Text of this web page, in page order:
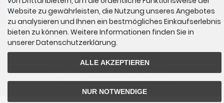
Peter Post Werkzeuge - Ihr Spezialist für Qualitätswerkzeuge © 2026 | Template © 2009-
2026 bymodified eCommerce Shopsoftware
modified eCommerce Shopsoftware © 2009-2026
Website zu gewährleisten, die Nutzung unseres Angebotes
zu analysieren und Ihnen ein bestmögliches Einkaufserlebnis
bieten zu können. Weitere Informationen finden Sie in
unserer Datenschutzerklärung.
ALLE AKZEPTIEREN
NUR NOTWENDIGE